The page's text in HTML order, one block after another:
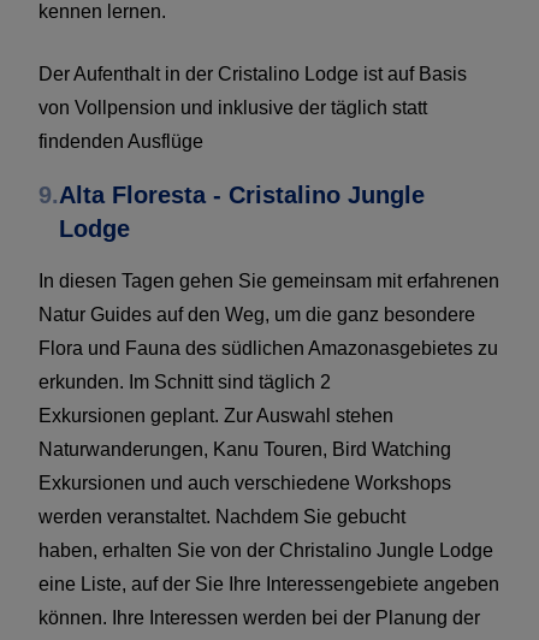
kennen lernen.
Der Aufenthalt in der Cristalino Lodge ist auf Basis
von Vollpension und inklusive der täglich statt
findenden Ausflüge
9.Alta Floresta - Cristalino Jungle
Lodge
In diesen Tagen gehen Sie gemeinsam mit erfahrenen
Natur Guides auf den Weg, um die ganz besondere
Flora und Fauna des südlichen Amazonasgebietes zu
erkunden. Im Schnitt sind täglich 2
Exkursionen geplant. Zur Auswahl stehen
Naturwanderungen, Kanu Touren, Bird Watching
Exkursionen und auch verschiedene Workshops
werden veranstaltet. Nachdem Sie gebucht
haben, erhalten Sie von der Christalino Jungle Lodge
eine Liste, auf der Sie Ihre Interessengebiete angeben
können. Ihre Interessen werden bei der Planung der